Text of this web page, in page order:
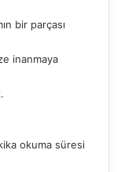
bir parçası
inanmaya
okuma süresi